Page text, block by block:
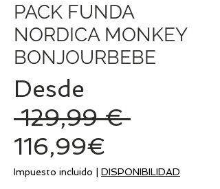
PACK FUNDA
NORDICA MONKEY
BONJOURBEBE
Desde
129,99 € Precio
116,99€
de
Impuesto incluido DISPONIBILIDAD